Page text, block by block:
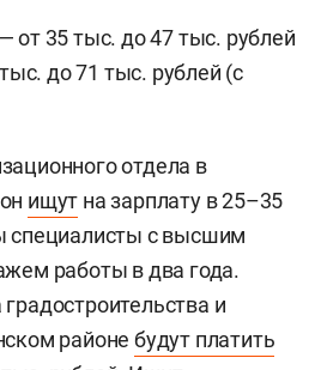
— от 35 тыс. до 47 тыс. рублей
до 71 тыс. рублей (с
отдела в
ищут на зарплату в 25–35
специалисты с высшим
работы в два года.
и
районебудут платить